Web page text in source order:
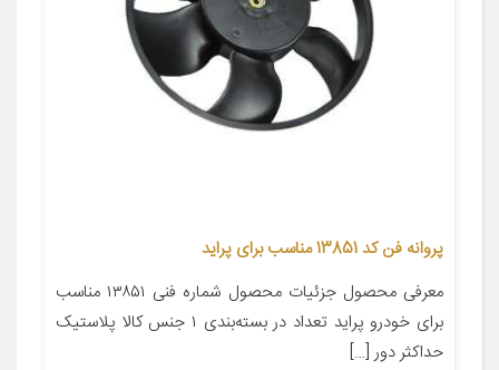
پروانه فن کد 13851 مناسب برای پراید
معرفی محصول جزئیات محصول شماره فنی ۱۳۸۵۱ مناسب
برای خودرو پراید تعداد در بسته‌بندی ۱ جنس کالا پلاستیک
حداکثر دور […]